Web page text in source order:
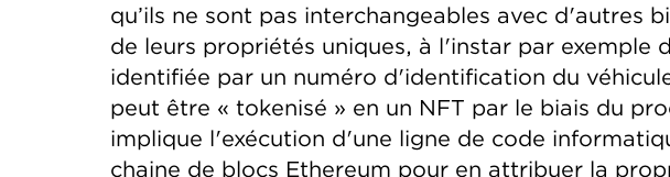
qu’ils ne sont pas interchangeables avec d'autres
de leurs propriétés uniques, à l'instar par exemple
identifiée par un numéro d'identification du
peut être « tokenisé » en un NFT par le biais du
implique l'exécution d'une ligne de code
chaine de blocs Ethereum pour en attribuer la